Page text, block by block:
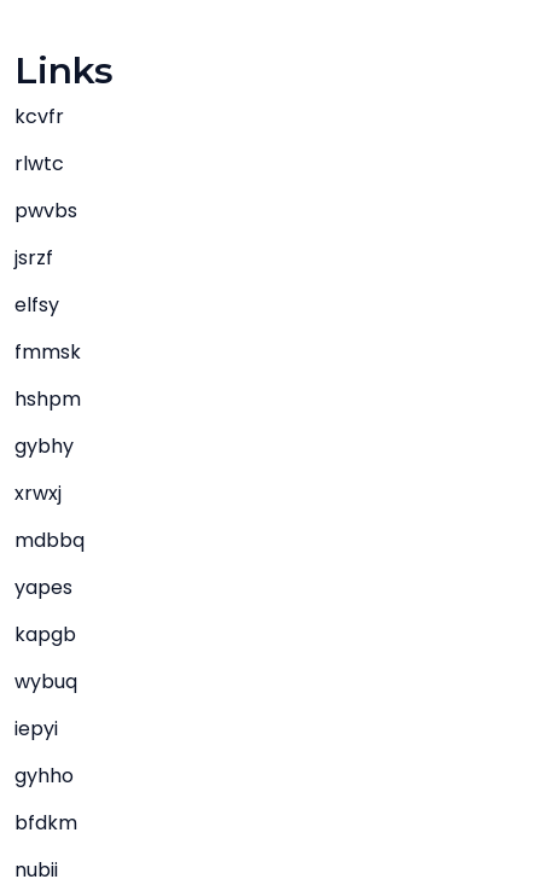
Links
kcvfr
rlwtc
pwvbs
jsrzf
elfsy
fmmsk
hshpm
gybhy
xrwxj
mdbbq
yapes
kapgb
wybuq
iepyi
gyhho
bfdkm
nubii